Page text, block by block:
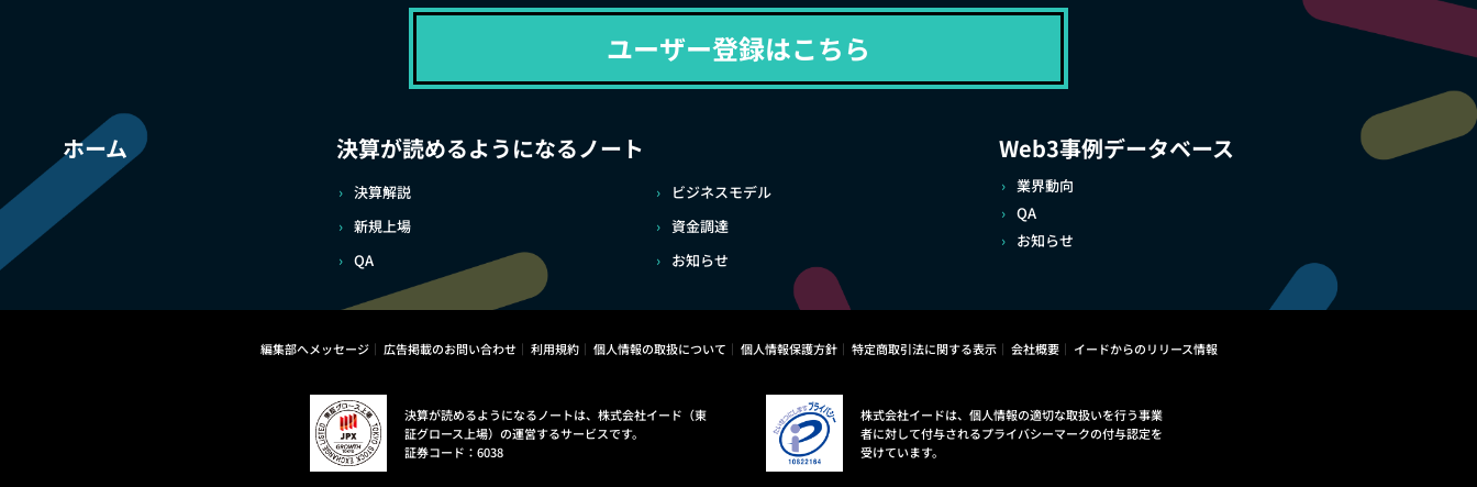
ユーザー登録はこちら
ホーム 決算が読めるようになるノート
決算解説
ビジネスモデル
新規上場
資金調達
QA
お知らせ
Web3事例データベース
業界動向
QA
お知らせ
編集部へメッセージ 広告掲載のお問い合わせ 利用規約 個人情報の取扱について 個人情報保護方針 特定商取引法に関する表示 会社概要 イードからのリリース情報
決算が読めるようになるノートは、株式会社イード（東
証グロース上場）の運営するサービスです。
証券コード：6038
株式会社イードは、個人情報の適切な取扱いを行う事業
者に対して付与されるプライバシーマークの付与認定を
受けています。